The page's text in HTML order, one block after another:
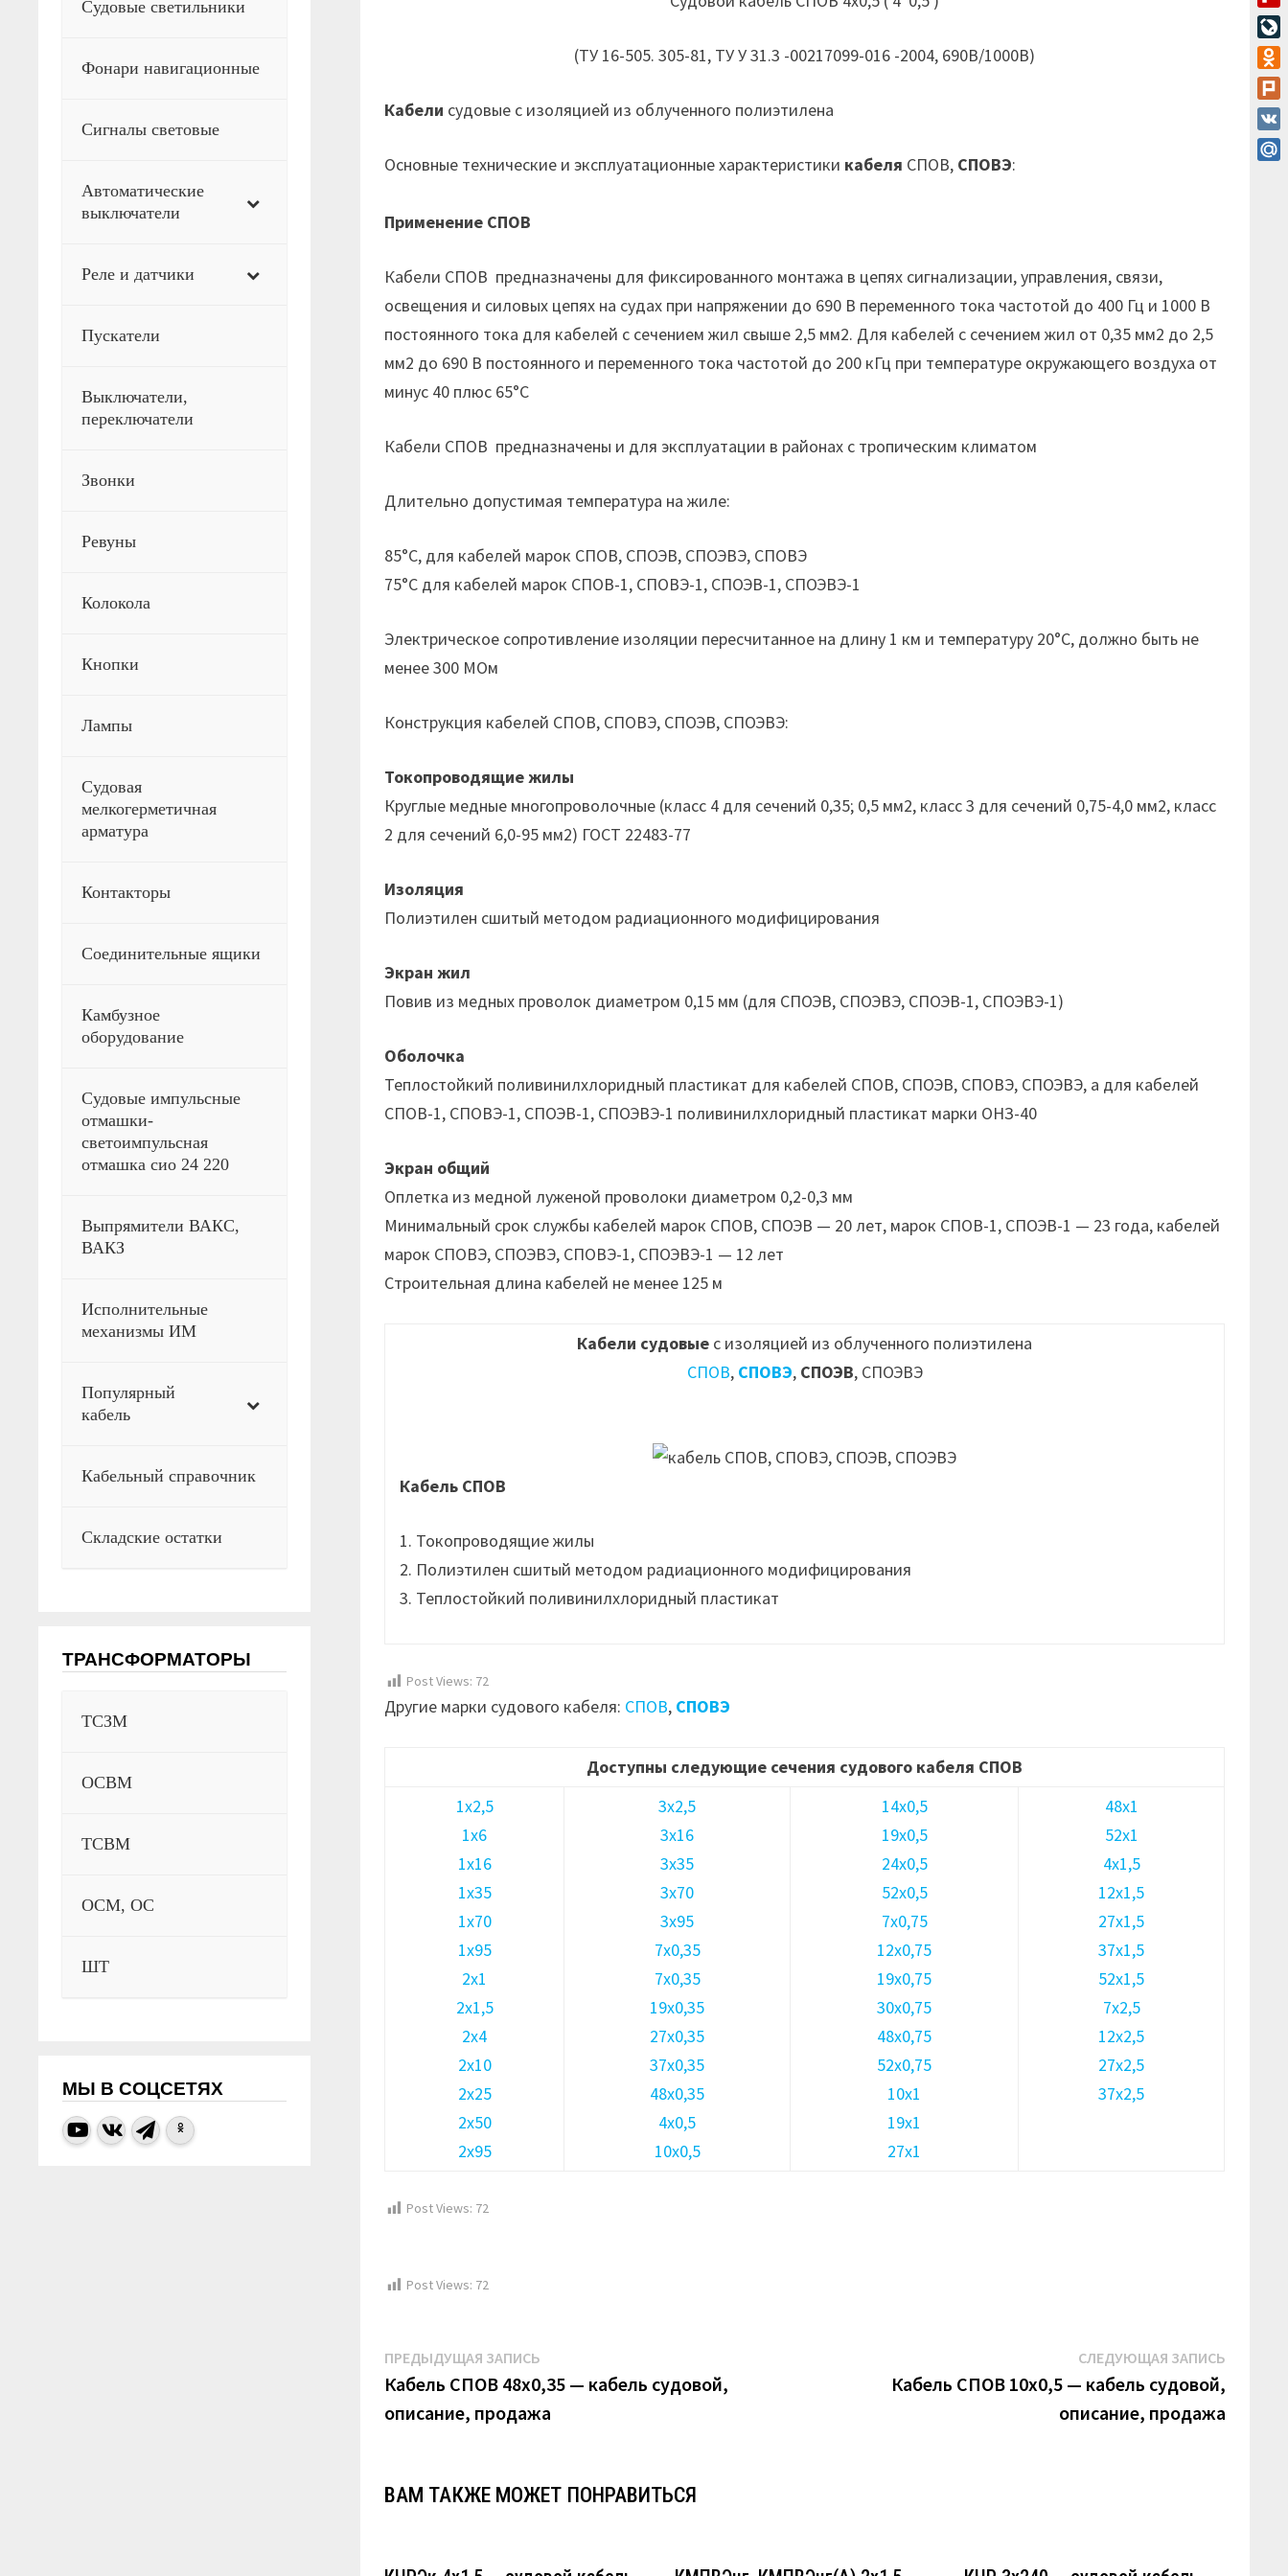
(ТУ 16-505. 305-81, ТУ У 31.3 -00217099-016 -2004, 690В/1000В)
Кабели судовые с изоляцией из облученного полиэтилена
Основные технические и эксплуатационные характеристики кабеля СПОВ, СПОВЭ:
Применение СПОВ
Кабели СПОВ предназначены для фиксированного монтажа в цепях сигнализации, управления, связи,
освещения и силовых цепях на судах при напряжении до 690 В переменного тока частотой до 400 Гц и 1000 В
постоянного тока для кабелей с сечением жил свыше 2,5 мм2. Для кабелей с сечением жил от 0,35 мм2 до 2,5
мм2 до 690 В постоянного и переменного тока частотой до 200 кГц при температуре окружающего воздуха от
минус 40 плюс 65°С
Кабели СПОВ предназначены и для эксплуатации в районах с тропическим климатом
Длительно допустимая температура на жиле:
85°С, для кабелей марок СПОВ, СПОЭВ, СПОЭВЭ, СПОВЭ
75°С для кабелей марок СПОВ-1, СПОВЭ-1, СПОЭВ-1, СПОЭВЭ-1
Электрическое сопротивление изоляции пересчитанное на длину 1 км и температуру 20°С, должно быть не
менее 300 МОм
Конструкция кабелей СПОВ, СПОВЭ, СПОЭВ, СПОЭВЭ:
Токопроводящие жилы
Круглые медные многопроволочные (класс 4 для сечений 0,35; 0,5 мм2, класс 3 для сечений 0,75-4,0 мм2, класс
2 для сечений 6,0-95 мм2) ГОСТ 22483-77
Изоляция
Полиэтилен сшитый методом радиационного модифицирования
Экран жил
Повив из медных проволок диаметром 0,15 мм (для СПОЭВ, СПОЭВЭ, СПОЭВ-1, СПОЭВЭ-1)
Оболочка
Теплостойкий поливинилхлоридный пластикат для кабелей СПОВ, СПОЭВ, СПОВЭ, СПОЭВЭ, а для кабелей
СПОВ-1, СПОВЭ-1, СПОЭВ-1, СПОЭВЭ-1 поливинилхлоридный пластикат марки ОНЗ-40
Экран общий
Оплетка из медной луженой проволоки диаметром 0,2-0,3 мм
Минимальный срок службы кабелей марок СПОВ, СПОЭВ — 20 лет, марок СПОВ-1, СПОЭВ-1 — 23 года, кабелей
марок СПОВЭ, СПОЭВЭ, СПОВЭ-1, СПОЭВЭ-1 — 12 лет
Строительная длина кабелей не менее 125 м
Кабели судовые с изоляцией из облученного полиэтилена
СПОВ, СПОВЭ, СПОЭВ, СПОЭВЭ
Кабель СПОВ
1. Токопроводящие жилы
2. Полиэтилен сшитый методом радиационного модифицирования
3. Теплостойкий поливинилхлоридный пластикат
Post Views: 72
Другие марки судового кабеля: СПОВ, СПОВЭ
Доступны следующие сечения судового кабеля СПОВ
1х2,5
1х6
1х16
1х35
1х70
1х95
2х1
2х1,5
2х4
2х10
2х25
2х50
2х95
3х2,5
3х16
3х35
3х70
3х95
7х0,35
7х0,35
19х0,35
27х0,35
37х0,35
48х0,35
4х0,5
10х0,5
14х0,5
19х0,5
24х0,5
52х0,5
7х0,75
12х0,75
19х0,75
30х0,75
48х0,75
52х0,75
10х1
19х1
27х1
48х1
52х1
4х1,5
12х1,5
27х1,5
37х1,5
52х1,5
7х2,5
12х2,5
27х2,5
37х2,5
Post Views: 72
Post Views: 72
Навигация
по
записям
ПРЕДЫДУЩАЯ ЗАПИСЬ
запись:
Кабель СПОВ 48х0,35 — кабель судовой,
описание, продажа
СЛЕДУЮЩАЯ ЗАПИСЬ
Кабель СПОВ 10х0,5 — кабель судовой,
описание, продажа
ВАМ ТАКЖЕ МОЖЕТ ПОНРАВИТЬСЯ
Судовые светильники
Фонари навигационные
Сигналы световые
Автоматические
выключатели
Реле и датчики
Пускатели
Выключатели,
переключатели
Звонки
Ревуны
Колокола
Кнопки
Лампы
Судовая
мелкогерметичная
арматура
Контакторы
Соединительные ящики
Камбузное
оборудование
Судовые импульсные
отмашки-
светоимпульсная
отмашка сио 24 220
Выпрямители ВАКС,
ВАКЗ
Исполнительные
механизмы ИМ
Популярный
кабель
Кабельный справочник
Складские остатки
ТРАНСФОРМАТОРЫ
ТСЗМ
ОСВМ
ТСВМ
ОСМ, ОС
ШТ
МЫ В СОЦСЕТЯХ
VK